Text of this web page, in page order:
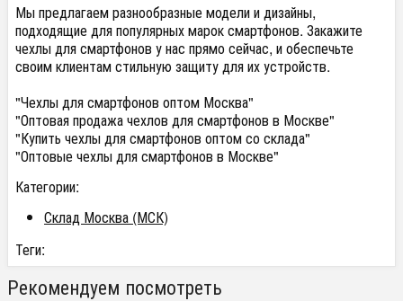
Мы предлагаем разнообразные модели и дизайны,
подходящие для популярных марок смартфонов. Закажите
чехлы для смартфонов у нас прямо сейчас, и обеспечьте
своим клиентам стильную защиту для их устройств.
"Чехлы для смартфонов оптом Москва"
"Оптовая продажа чехлов для смартфонов в Москве"
"Купить чехлы для смартфонов оптом со склада"
"Оптовые чехлы для смартфонов в Москве"
Категории:
Склад Москва (МСК)
Теги:
Рекомендуем посмотреть